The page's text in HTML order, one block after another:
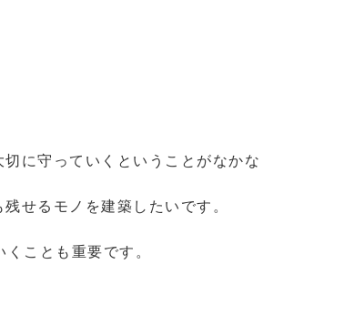
に守っていくということがなかな
せるモノを建築したいです。
ことも重要です。